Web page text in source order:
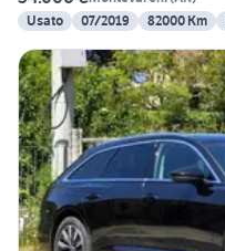
Usato
07/2019 82000 Km